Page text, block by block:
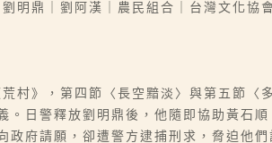
明鼎｜劉阿漢｜農民組合｜台灣文化協
村》，第四節〈長空黯淡〉與第五節
。日警釋放劉明鼎後，他隨即協助黃石
政府請願，卻遭警方逮捕刑求，脅迫他